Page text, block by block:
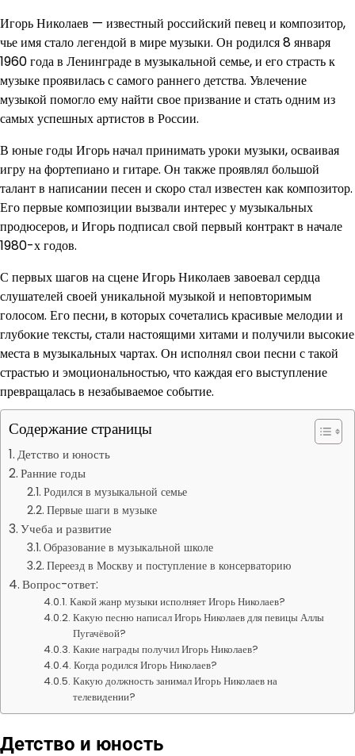
Игорь Николаев — известный российский певец и композитор,
чье имя стало легендой в мире музыки. Он родился 8 января
1960 года в Ленинграде в музыкальной семье, и его страсть к
музыке проявилась с самого раннего детства. Увлечение
музыкой помогло ему найти свое призвание и стать одним из
самых успешных артистов в России.
В юные годы Игорь начал принимать уроки музыки, осваивая
игру на фортепиано и гитаре. Он также проявлял большой
талант в написании песен и скоро стал известен как композитор.
Его первые композиции вызвали интерес у музыкальных
продюсеров, и Игорь подписал свой первый контракт в начале
1980-х годов.
С первых шагов на сцене Игорь Николаев завоевал сердца
слушателей своей уникальной музыкой и неповторимым
голосом. Его песни, в которых сочетались красивые мелодии и
глубокие тексты, стали настоящими хитами и получили высокие
места в музыкальных чартах. Он исполнял свои песни с такой
страстью и эмоциональностью, что каждая его выступление
превращалась в незабываемое событие.
Содержание страницы
Детство и юность
Ранние годы
Родился в музыкальной семье
Первые шаги в музыке
Учеба и развитие
Образование в музыкальной школе
Переезд в Москву и поступление в консерваторию
Вопрос-ответ:
Какой жанр музыки исполняет Игорь Николаев?
Какую песню написал Игорь Николаев для певицы Аллы
Пугачёвой?
Какие награды получил Игорь Николаев?
Когда родился Игорь Николаев?
Какую должность занимал Игорь Николаев на
телевидении?
Детство и юность